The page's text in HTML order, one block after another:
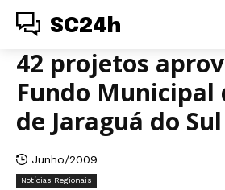
SC24h
42 projetos
Fundo Municipal
de Jaraguá do Sul
Junho/2009
Notícias Regionais